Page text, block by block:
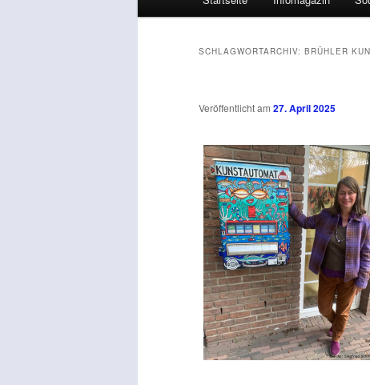
SCHLAGWORTARCHIV: BRÜHLER
Veröffentlicht am 27. April 2025